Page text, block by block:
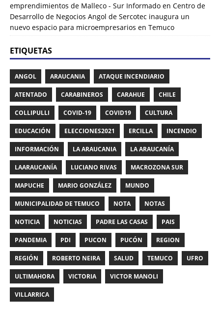
emprendimientos de Malleco - Sur Informado en Centro de
Desarrollo de Negocios Angol de Sercotec inaugura un
nuevo espacio para microempresarios en Temuco
ETIQUETAS
ANGOL ARAUCANIA ATAQUE INCENDIARIO
ATENTADO CARABINEROS CARAHUE CHILE
COLLIPULLI COVID-19 COVID19 CULTURA
EDUCACIÓN ELECCIONES2021 ERCILLA INCENDIO
INFORMACIÓN LA ARAUCANIA LA ARAUCANÍA
LAARAUCANÍA LUCIANO RIVAS MACROZONA SUR
MAPUCHE MARIO GONZÁLEZ MUNDO
MUNICIPALIDAD DE TEMUCO NOTA NOTAS
NOTICIA NOTICIAS PADRE LAS CASAS PAIS
PANDEMIA PDI PUCON PUCÓN REGION
REGIÓN ROBERTO NEIRA SALUD TEMUCO UFRO
ULTIMAHORA VICTORIA VICTOR MANOLI
VILLARRICA